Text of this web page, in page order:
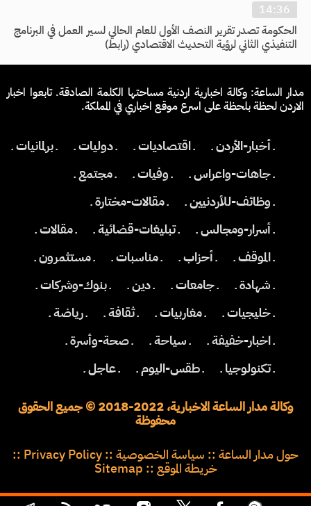
14:36
الحكومة تصدر تقرير النصف الأول للعام الحالي لسير العمل في البرنامج
التنفيذي الثاني لرؤية التحديث الاقتصادي (رابط)
مدار الساعة: وكالة اخبارية اردنية مساحتها الكلمة الصادقة. تابعوا اخبار
الاردن لحظة بلحظة على اسرع موقع اخباري في المملكة.
ـ أخبار-الأردن ـ ـ اقتصاديات ـ ـ دوليات ـ
ـ برلمانيات ـ
ـ جاهات-واعراس ـ
ـ وفيات ـ
ـ مجتمع ـ
ـ وظائف-للأردنيين ـ
ـ مقالات-مختارة ـ
ـ أسرار-ومجالس ـ
ـ تبليغات-قضائية ـ
ـ مقالات ـ
ـ الموقف ـ
ـ أحزاب ـ ـ مناسبات ـ
ـ مستثمرون ـ
ـ شهادة ـ
ـ جامعات ـ ـ دين ـ
ـ بنوك-وشركات ـ
ـ خليجيات ـ
ـ مغاربيات ـ ـ ثقافة ـ
ـ رياضة ـ
ـ اخبار-خفيفة ـ
ـ سياحة ـ
ـ صحة-وأسرة ـ
ـ تكنولوجيا ـ
ـ طقس-اليوم ـ ـ عاجل ـ
وكالة مدار الساعة الاخبارية، 2022-2018 © جميع الحقوق
محفوظة
حول مدار الساعة :: سياسة الخصوصية ::
Privacy Policy
::
خريطة الموقع ::
Sitemap